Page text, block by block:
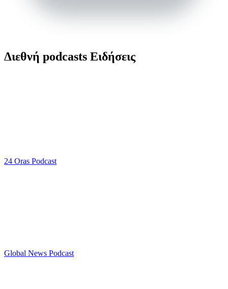
Διεθνή podcasts Ειδήσεις
24 Oras Podcast
Global News Podcast